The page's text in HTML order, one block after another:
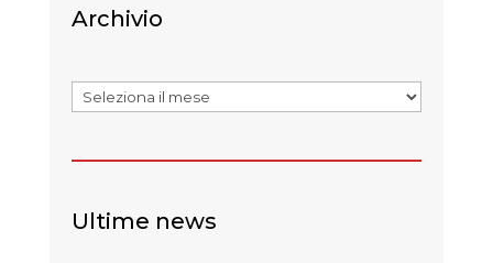
Archivio
Archivi
Ultime news